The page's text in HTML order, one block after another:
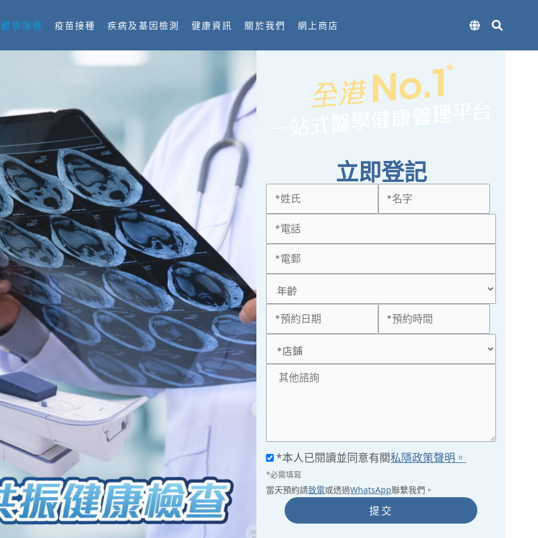
體檢服務 疫苗接種 疾病及基因檢測 健康資訊 關於我們 網上商店
立即登記
*本人已閱讀並同意有關私隱政策聲明。
*必需填寫
當天預約請致電或透過WhatsApp聯繫我們。
提交